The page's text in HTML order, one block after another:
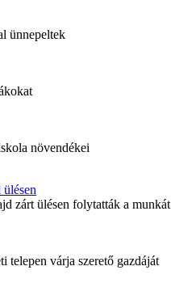
ünnepeltek
növendékei
zárt ülésen folytatták a munkát
telepen várja szerető gazdáját